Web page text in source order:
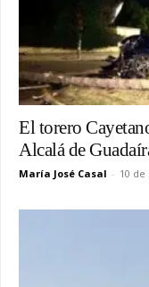
El torero
Alcalá de
María José Casal - 10